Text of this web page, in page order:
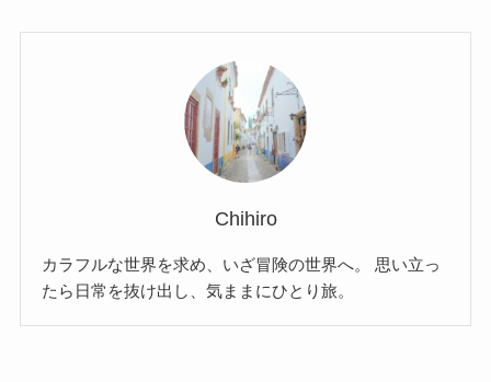
Chihiro
カラフルな世界を求め、いざ冒険の世界へ。 思い立っ
たら日常を抜け出し、気ままにひとり旅。